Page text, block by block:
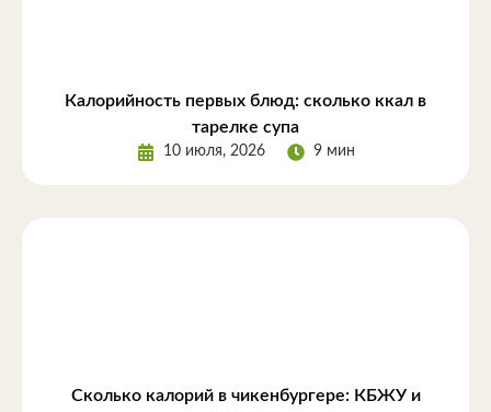
Калорийность первых блюд: сколько ккал в
тарелке супа
10 июля, 2026 9 мин
Сколько калорий в чикенбургере: КБЖУ и